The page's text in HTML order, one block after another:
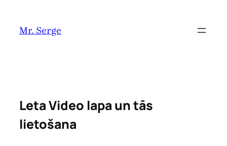
saturu
Mr. Serge
Leta Video lapa un tās
lietošana